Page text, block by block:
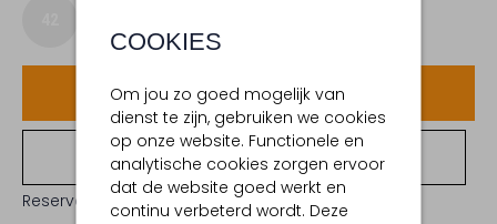
COOKIES
Om jou zo goed mogelijk van
dienst te zijn, gebruiken we cookies
op onze website. Functionele en
analytische cookies zorgen ervoor
dat de website goed werkt en
continu verbeterd wordt. Deze
Voeg toe
Bekijk winkelvoorraad
Reserveer direct in een van onze 19 boutiques